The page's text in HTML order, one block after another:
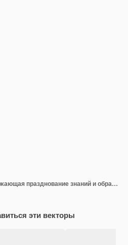
Иллюстрация, изображающая празднование знаний и образования, демонстрирующая стопку книг, выпускную шапку и двух счастливых студентов
эти векторы